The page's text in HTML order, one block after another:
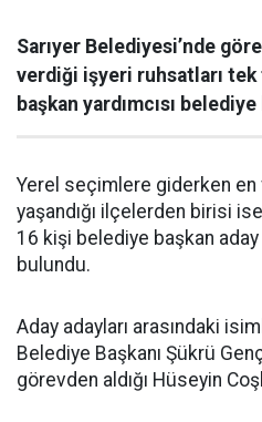
Sarıyer Belediyesi’nde
verdiği işyeri ruhsatları
başkan yardımcısı
Yerel seçimlere giderken en
yaşandığı ilçelerden birisi
16 kişi belediye başkan aday
bulundu.
Aday adayları arasındaki
Belediye Başkanı Şükrü
görevden aldığı Hüseyin